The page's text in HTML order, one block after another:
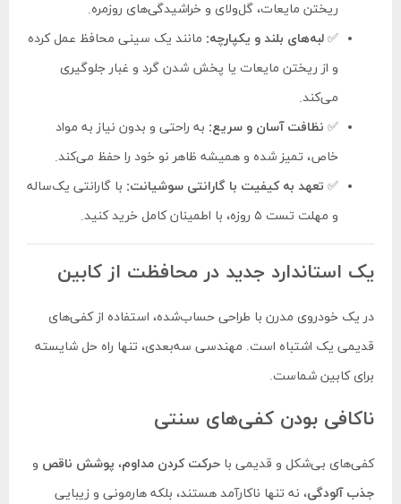
ریختن مایعات، گل‌ولای و خراشیدگی‌های روزمره.
✅ لبه‌های بلند و یکپارچه: مانند یک سینی محافظ عمل کرده
و از ریختن مایعات یا پخش شدن گرد و غبار جلوگیری
می‌کند.
✅ نظافت آسان و سریع: به راحتی و بدون نیاز به مواد
خاص، تمیز شده و همیشه ظاهر نو خود را حفظ می‌کند.
✅ تعهد به کیفیت با گارانتی سوشیانت: با گارانتی یک‌ساله
و مهلت تست ۵ روزه، با اطمینان کامل خرید کنید.
یک استاندارد جدید در محافظت از کابین
در یک خودروی مدرن با طراحی حساب‌شده، استفاده از کفی‌های
قدیمی یک اشتباه است. مهندسی سه‌بعدی، تنها راه حل شایسته
برای کابین شماست.
ناکافی بودن کفی‌های سنتی
کفی‌های بی‌شکل و قدیمی با حرکت کردن مداوم، پوشش ناقص و
جذب آلودگی، نه تنها ناکارآمد هستند، بلکه هارمونی و زیبایی